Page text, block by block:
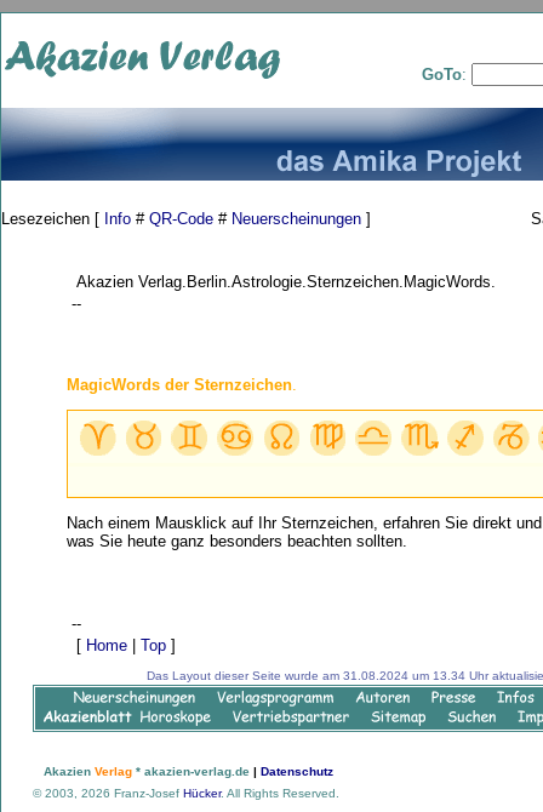
GoTo:
Lesezeichen [ Info # QR-Code # Neuerscheinungen ]
Akazien Verlag.Berlin.Astrologie.Sternzeichen.MagicWords.
--
MagicWords der Sternzeichen.
Nach einem Mausklick auf Ihr Sternzeichen, erfahren Sie direkt
was Sie heute ganz besonders beachten sollten.
--
[ Home Top ]
Das Layout dieser Seite wurde am 31.08.2024 um 13.34 Uhr
Akazien Verlag * akazien-verlag.de | Datenschutz
© 2003, 2026 Franz-Josef Hücker. All Rights Reserved.